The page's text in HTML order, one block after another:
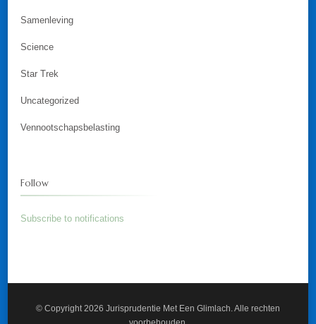
Samenleving
Science
Star Trek
Uncategorized
Vennootschapsbelasting
Follow
Subscribe to notifications
© Copyright 2026 Jurisprudentie Met Een Glimlach . Alle rechten